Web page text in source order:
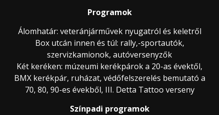
Programok
Álomhatár: veteránjárművek nyugatról és keletről
Box utcán innen és túl: rally,-sportautók,
szervizkamionok, autóversenyzők
Két keréken: múzeumi kerékpárok a 20-as évektől,
BMX kerékpár, ruházat, védőfelszerelés bemutató a
70, 80, 90-es évekből, III. Detta Tattoo verseny
Színpadi programok